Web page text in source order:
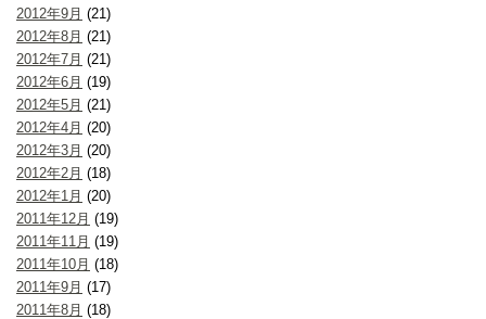
2012年9月 (21)
2012年8月 (21)
2012年7月 (21)
2012年6月 (19)
2012年5月 (21)
2012年4月 (20)
2012年3月 (20)
2012年2月 (18)
2012年1月 (20)
2011年12月 (19)
2011年11月 (19)
2011年10月 (18)
2011年9月 (17)
2011年8月 (18)